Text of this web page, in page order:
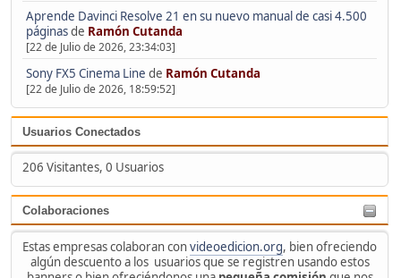
Aprende Davinci Resolve 21 en su nuevo manual de casi 4.500
páginasde Ramón Cutanda
[22 de Julio de 2026, 23:34:03]
Sony FX5 Cinema Line de Ramón Cutanda
[22 de Julio de 2026, 18:59:52]
Usuarios Conectados
206 Visitantes, 0 Usuarios
Colaboraciones
Estas empresas colaboran convideoedicion.org, bien ofreciendo
algún descuento a los usuarios que se registren usando estos